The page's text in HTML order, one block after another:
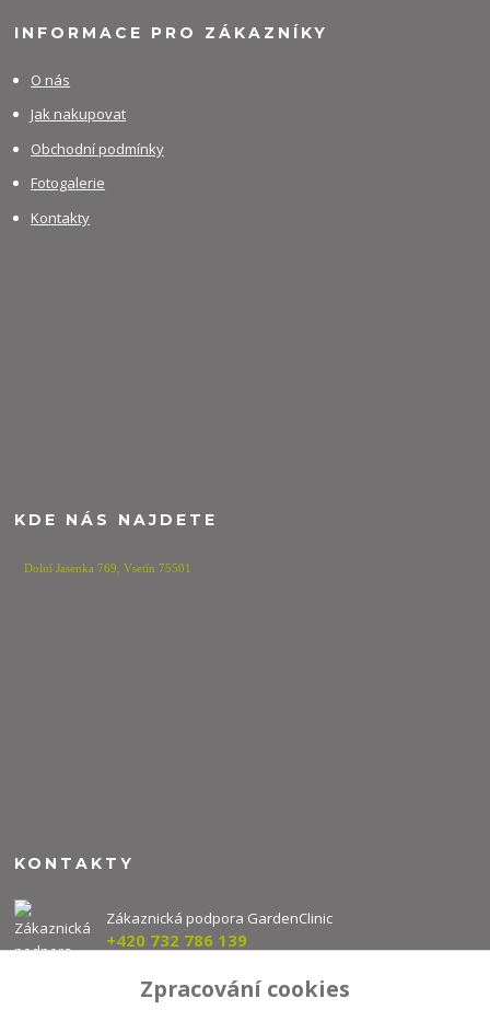
INFORMACE PRO ZÁKAZNÍKY
O nás
Jak nakupovat
Obchodní podmínky
Fotogalerie
Kontakty
KDE NÁS NAJDETE
Dolní Jasenka 769,Vsetín 75501
KONTAKTY
Zákaznická podpora GardenClinic
+420 732 786 139
Zpracování cookies